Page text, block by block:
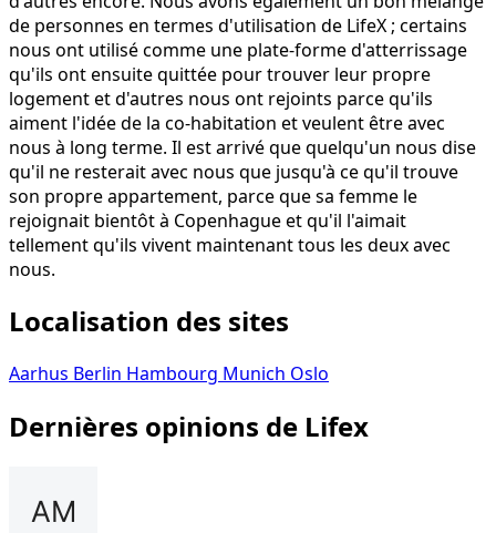
de personnes en termes d'utilisation de LifeX ; certains
nous ont utilisé comme une plate-forme d'atterrissage
qu'ils ont ensuite quittée pour trouver leur propre
logement et d'autres nous ont rejoints parce qu'ils
aiment l'idée de la co-habitation et veulent être avec
nous à long terme. Il est arrivé que quelqu'un nous dise
qu'il ne resterait avec nous que jusqu'à ce qu'il trouve
son propre appartement, parce que sa femme le
rejoignait bientôt à Copenhague et qu'il l'aimait
tellement qu'ils vivent maintenant tous les deux avec
nous.
Localisation des sites
Aarhus Berlin Hambourg Munich Oslo
Dernières opinions de Lifex